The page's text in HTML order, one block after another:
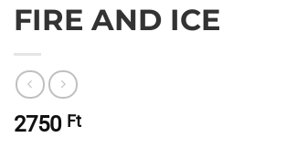
FIRE AND ICE
2750 Ft